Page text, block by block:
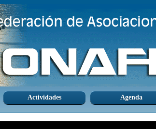
Actividades Agenda